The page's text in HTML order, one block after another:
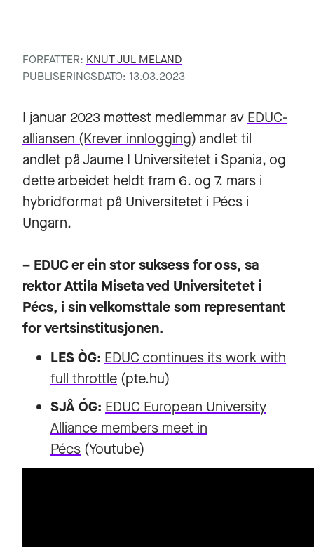
FORFATTER: KNUT JUL MELAND
PUBLISERINGSDATO: 13.03.2023
I januar 2023 møttest medlemmar av EDUC-
alliansen (Krever innlogging) andlet til
andlet på Jaume I Universitetet i Spania, og
dette arbeidet heldt fram 6. og 7. mars i
hybridformat på Universitetet i Pécs i
Ungarn.
– EDUC er ein stor suksess for oss, sa
rektor Attila Miseta ved Universitetet i
Pécs, i sin velkomsttale som representant
for vertsinstitusjonen.
LES ÒG: EDUC continues its work with
full throttle (pte.hu)
SJÅ ÓG: EDUC European University
Alliance members meet in
Pécs (Youtube)